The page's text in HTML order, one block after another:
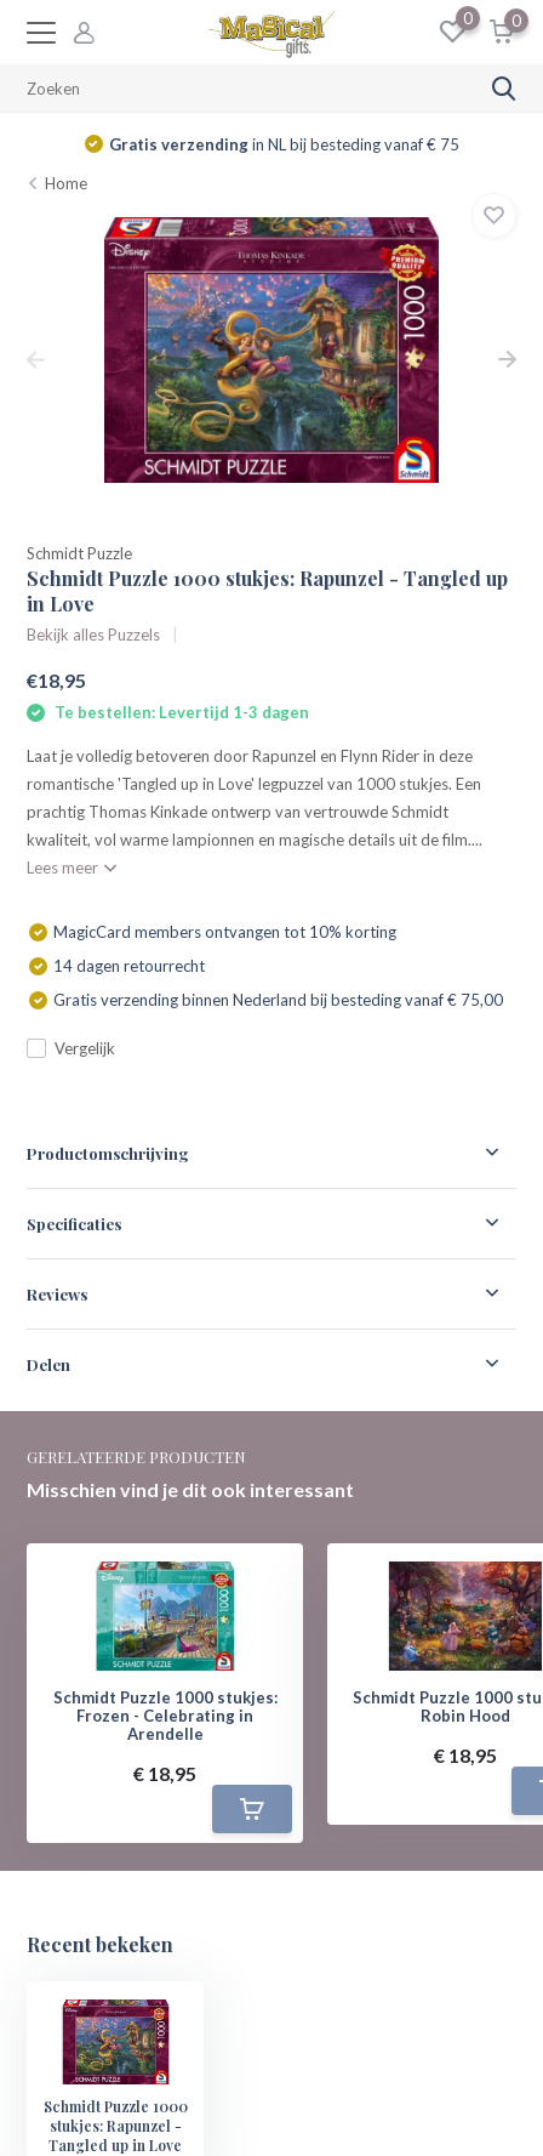
0 0
Gratis verzendingin NL bij besteding vanaf € 75
Home
Schmidt Puzzle
Schmidt Puzzle 1000 stukjes: Rapunzel - Tangled up
in Love
Bekijk alles Puzzels
€18,95
Te bestellen: Levertijd 1-3 dagen
Laat je volledig betoveren door Rapunzel en Flynn Rider in deze
romantische 'Tangled up in Love' legpuzzel van 1000 stukjes. Een
prachtig Thomas Kinkade ontwerp van vertrouwde Schmidt
kwaliteit, vol warme lampionnen en magische details uit de film....
Lees meer
MagicCard members ontvangen tot 10% korting
14 dagen retourrecht
Gratis verzending binnen Nederland bij besteding vanaf € 75,00
Vergelijk
Productomschrijving
Specificaties
Reviews
Delen
GERELATEERDE PRODUCTEN
Misschien vind je dit ook interessant
Schmidt Puzzle 1000 stukjes:
Frozen - Celebrating in
Arendelle
€ 18,95
Schmidt Puzzle 1000
Robin Hood
€ 18,95
Recent bekeken
Schmidt Puzzle 1000
stukjes: Rapunzel -
Tangled up in Love